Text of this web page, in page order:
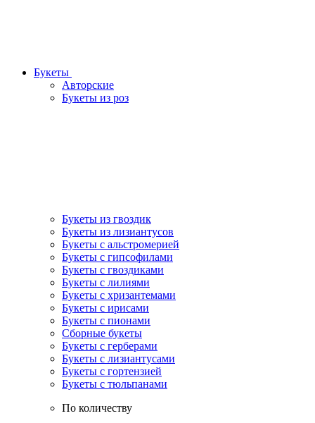
Букеты
Авторские
Букеты из роз
Букеты из гвоздик
Букеты из лизиантусов
Букеты с альстромерией
Букеты с гипсофилами
Букеты с гвоздиками
Букеты с лилиями
Букеты с хризантемами
Букеты с ирисами
Букеты с пионами
Сборные букеты
Букеты с герберами
Букеты с лизиантусами
Букеты с гортензией
Букеты с тюльпанами
По количеству